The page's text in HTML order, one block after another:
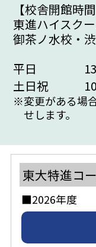
【校舎開館時間
東進ハイスク
御茶ノ水校・
平日
土日祝
※変更がある場
せします。
東大特進コ
■2026年度